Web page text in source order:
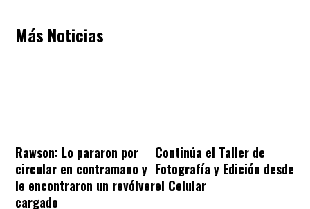
Más Noticias
Rawson: Lo pararon por
circular en contramano y
le encontraron un revólver
cargado
Continúa el Taller de
Fotografía y Edición desde
el Celular